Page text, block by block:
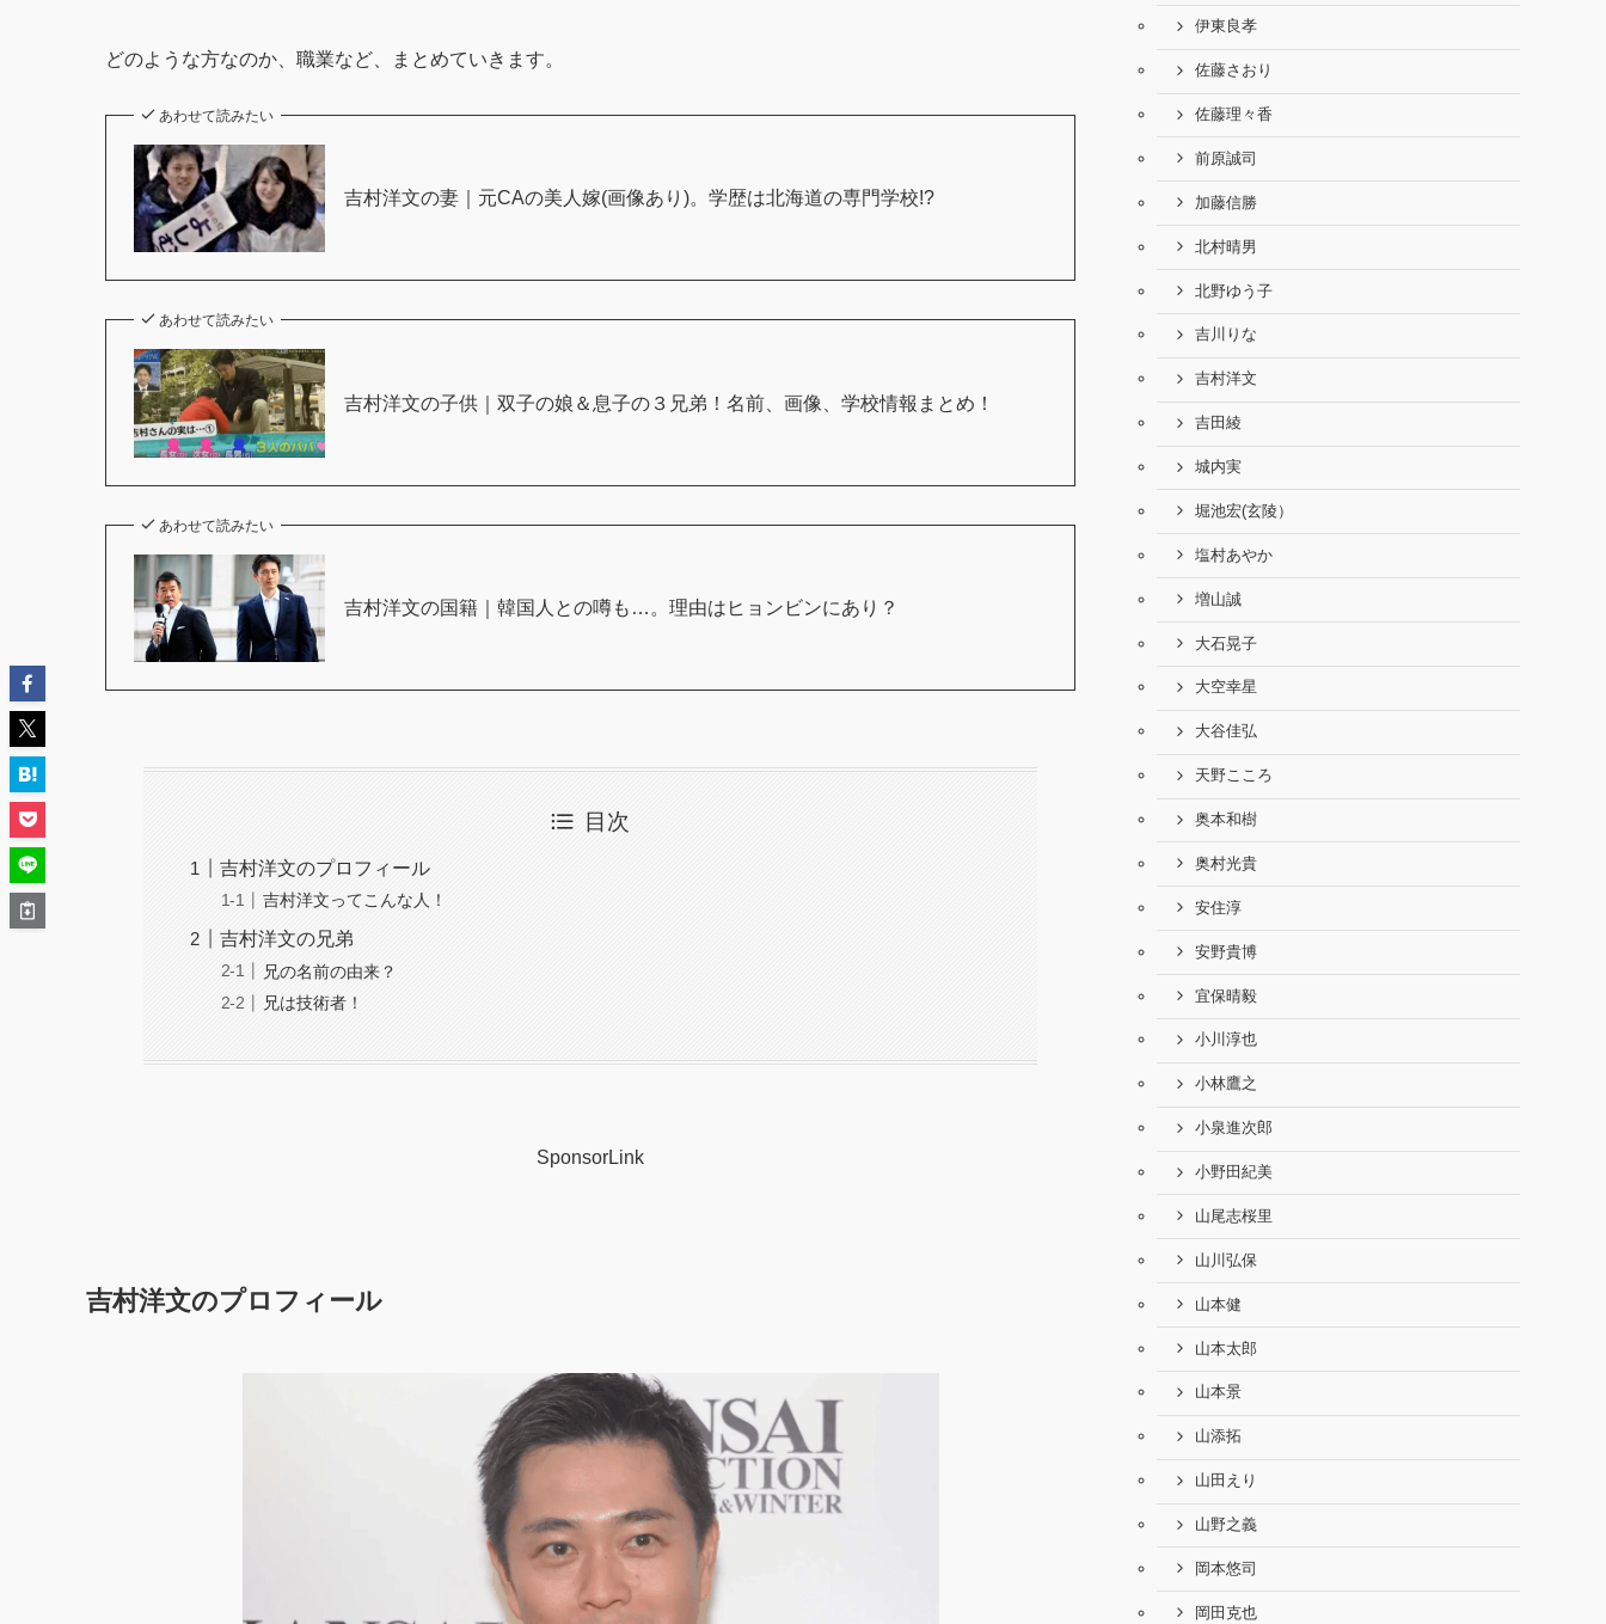
どのような方なのか、職業など、まとめていきます。
あわせて読みたい
吉村洋文の妻｜元CAの美人嫁(画像あり)。学歴は北海道の専門学校!?
あわせて読みたい
吉村洋文の子供｜双子の娘＆息子の３兄弟！名前、画像、学校情報まとめ！
あわせて読みたい
吉村洋文の国籍｜韓国人との噂も…。理由はヒョンビンにあり？
目次
吉村洋文のプロフィール
吉村洋文ってこんな人！
吉村洋文の兄弟
兄の名前の由来？
兄は技術者！
SponsorLink
吉村洋文のプロフィール
伊東良孝
佐藤さおり
佐藤理々香
前原誠司
加藤信勝
北村晴男
北野ゆう子
吉川りな
吉村洋文
吉田綾
城内実
堀池宏(玄陵）
塩村あやか
増山誠
大石晃子
大空幸星
大谷佳弘
天野こころ
奥本和樹
奥村光貴
安住淳
安野貴博
宜保晴毅
小川淳也
小林鷹之
小泉進次郎
小野田紀美
山尾志桜里
山川弘保
山本健
山本太郎
山本景
山添拓
山田えり
山野之義
岡本悠司
岡田克也